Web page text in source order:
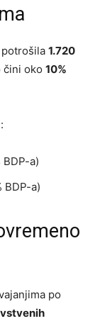
1.720
čini oko 10%
BDP-a)
BDP-a)
po